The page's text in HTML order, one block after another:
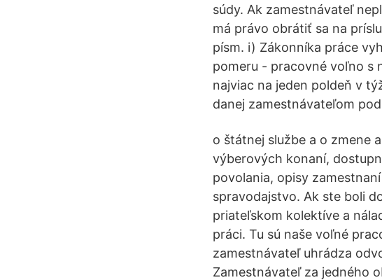
súdy. Ak zamestnávateľ
má právo obrátiť sa na
písm. i) Zákonníka práce
pomeru - pracovné voľno s
najviac na jeden poldeň v
danej zamestnávateľom
o štátnej službe a o zmene
výberových konaní,
povolania, opisy
spravodajstvo. Ak ste boli
priateľskom kolektíve a
práci. Tu sú naše voľné
zamestnávateľ uhrádza
Zamestnávateľ za jedného